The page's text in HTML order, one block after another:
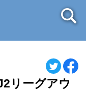
リーグアウ